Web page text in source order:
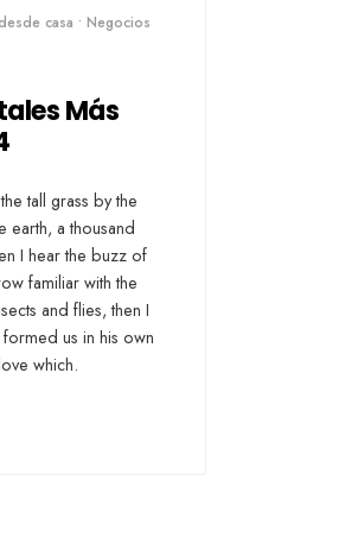
casa • Negocios
Más
tall grass by the
earth, a thousand
I hear the buzz of
familiar with the
and flies, then I
us in his own
which.